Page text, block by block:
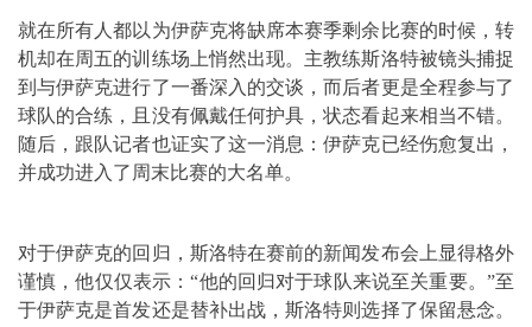
就在所有人都以为伊萨克将缺席本赛季剩余比赛的时候，转
机却在周五的训练场上悄然出现。主教练斯洛特被镜头捕捉
到与伊萨克进行了一番深入的交谈，而后者更是全程参与了
球队的合练，且没有佩戴任何护具，状态看起来相当不错。
随后，跟队记者也证实了这一消息：伊萨克已经伤愈复出，
并成功进入了周末比赛的大名单。
对于伊萨克的回归，斯洛特在赛前的新闻发布会上显得格外
谨慎，他仅仅表示：“他的回归对于球队来说至关重要。”至
于伊萨克是首发还是替补出战，斯洛特则选择了保留悬念。